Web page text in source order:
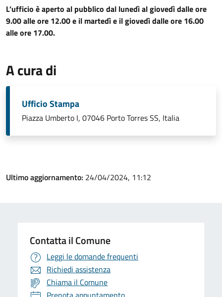
L’ufficio è aperto al pubblico dal lunedì al giovedì dalle ore
9.00 alle ore 12.00 e il martedì e il giovedì dalle ore 16.00
alle ore 17.00.
A cura di
Ufficio Stampa
Piazza Umberto I, 07046 Porto Torres SS, Italia
Ultimo aggiornamento: 24/04/2024, 11:12
Contatta il Comune
Leggi le domande frequenti
Richiedi assistenza
Chiama il Comune